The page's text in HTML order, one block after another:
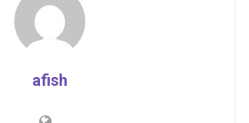
afish